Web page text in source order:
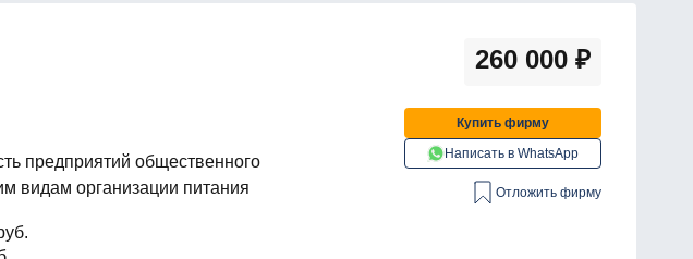
260 000 ₽
предприятий общественного
видам организации питания
Купить фирму
Написать в WhatsApp
Отложить фирму